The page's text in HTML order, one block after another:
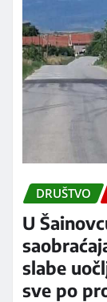
DRUŠTVO
U
slabe
sve po